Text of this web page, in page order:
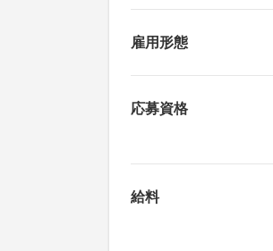
雇用形態
応募資格
給料